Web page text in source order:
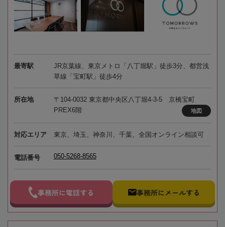
最寄駅
JR京葉線、東京メトロ「八丁堀駅」徒歩3分、都営浅
草線「宝町駅」徒歩4分
所在地
〒104-0032 東京都中央区八丁堀4-3-5 京橋宝町
PREX6階
地図
対応エリア 東京、埼玉、神奈川、千葉、全国オンライン相談可
電話番号 050-5268-8565
事務所に電話する 事務所にメールする